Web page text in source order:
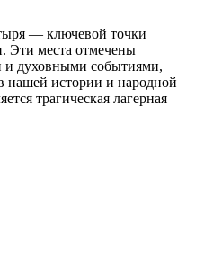
— ключевой точки
Эти места отмечены
и духовными событиями,
нашей истории и народной
трагическая лагерная